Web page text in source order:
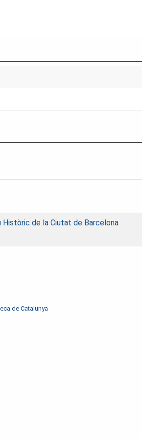
de la Ciutat de Barcelona
de Catalunya